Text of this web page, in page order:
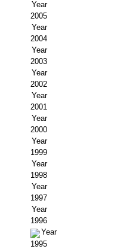
Jornadas PAM 2026
Premio Jóvenes Investigadores
Buscador de Comunicaciones
Buscador de Comunicaciones
CONTACTO
BUSCADOR
Year
2005
Year
2004
Year
2003
Year
2002
Year
2001
Year
2000
Year
1999
Year
1998
Year
1997
Year
1996
Year
1995